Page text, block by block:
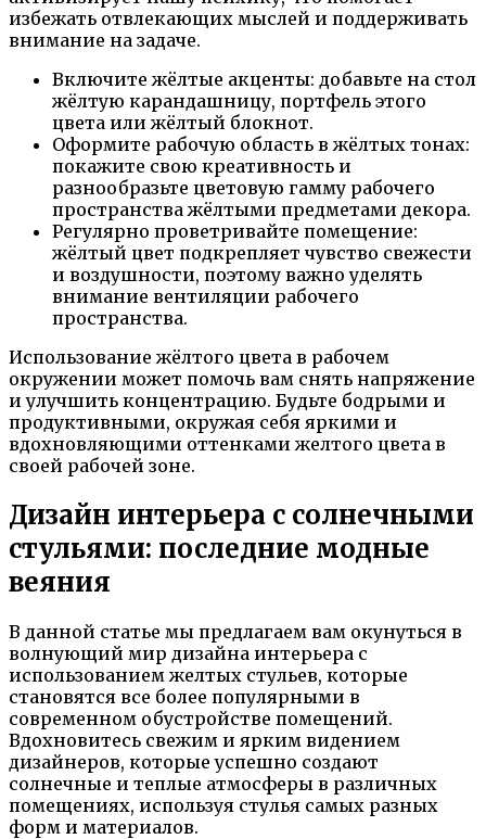
избежать отвлекающих мыслей и поддерживать
внимание на задаче.
Включите жёлтые акценты: добавьте на стол
жёлтую карандашницу, портфель этого
цвета или жёлтый блокнот.
Оформите рабочую область в жёлтых тонах:
покажите свою креативность и
разнообразьте цветовую гамму рабочего
пространства жёлтыми предметами декора.
Регулярно проветривайте помещение:
жёлтый цвет подкрепляет чувство свежести
и воздушности, поэтому важно уделять
внимание вентиляции рабочего
пространства.
Использование жёлтого цвета в рабочем
окружении может помочь вам снять напряжение
и улучшить концентрацию. Будьте бодрыми и
продуктивными, окружая себя яркими и
вдохновляющими оттенками желтого цвета в
своей рабочей зоне.
Дизайн интерьера с солнечными
стульями: последние модные
веяния
В данной статье мы предлагаем вам окунуться в
волнующий мир дизайна интерьера с
использованием желтых стульев, которые
становятся все более популярными в
современном обустройстве помещений.
Вдохновитесь свежим и ярким видением
дизайнеров, которые успешно создают
солнечные и теплые атмосферы в различных
помещениях, используя стулья самых разных
форм и материалов.